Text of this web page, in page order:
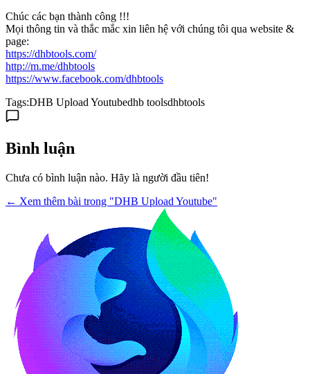
Chúc các bạn thành công !!!
Mọi thông tin và thắc mắc xin liên hệ với chúng tôi qua website &
page:
https://dhbtools.com/
http://m.me/dhbtools
https://www.facebook.com/dhbtools
Tags:DHB Upload Youtubedhb toolsdhbtools
Bình luận
Chưa có bình luận nào. Hãy là người đầu tiên!
← Xem thêm bài trong "DHB Upload Youtube"